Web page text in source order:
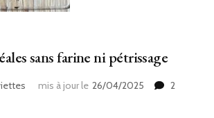
sans farine ni pétrissage
mis à jour le 26/04/2025
2